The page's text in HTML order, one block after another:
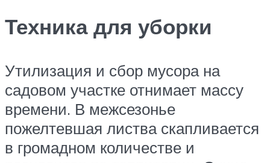
Техника для уборки
Утилизация и сбор мусора на
садовом участке отнимает массу
времени. В межсезонье
пожелтевшая листва скапливается
в громадном количестве и